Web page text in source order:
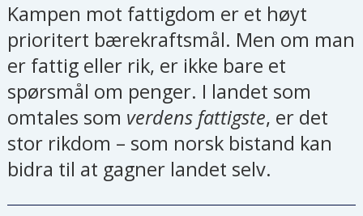
Kampen mot fattigdom er et høyt
prioritert bærekraftsmål. Men om man
er fattig eller rik, er ikke bare et
spørsmål om penger. I landet som
omtales som verdens fattigste, er det
stor rikdom – som norsk bistand kan
bidra til at gagner landet selv.